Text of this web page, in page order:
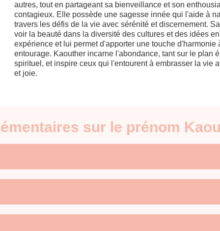
autres, tout en partageant sa bienveillance et son
contagieux. Elle possède une sagesse innée qui l'aide à
travers les défis de la vie avec sérénité et discernement.
voir la beauté dans la diversité des cultures et des idées
expérience et lui permet d'apporter une touche d'harmonie
entourage. Kaouther incarne l'abondance, tant sur le plan
spirituel, et inspire ceux qui l'entourent à embrasser la vie
et joie.
sur le prénom